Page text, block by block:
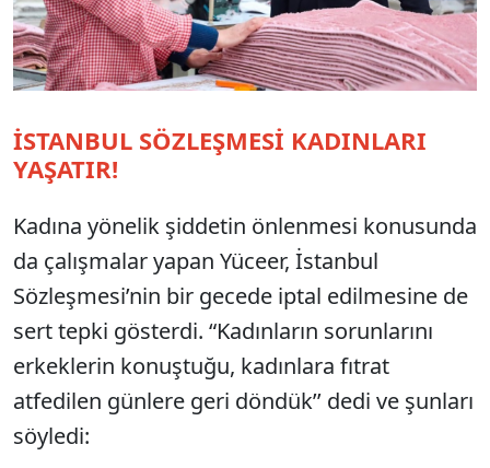
İSTANBUL SÖZLEŞMESİ KADINLARI
YAŞATIR!
Kadına yönelik şiddetin önlenmesi konusunda
da çalışmalar yapan Yüceer, İstanbul
Sözleşmesi’nin bir gecede iptal edilmesine de
sert tepki gösterdi. “Kadınların sorunlarını
erkeklerin konuştuğu, kadınlara fıtrat
atfedilen günlere geri döndük’’ dedi ve şunları
söyledi: